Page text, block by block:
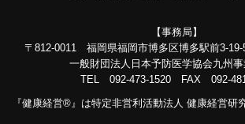
【事務局】
〒812-0011 福岡県福岡市博多区博多駅前3-19-
一般財団法人日本予防医学協会九州
TEL 092-473-1520 FAX 092-
『健康経営®』は特定非営利活動法人 健康経営研